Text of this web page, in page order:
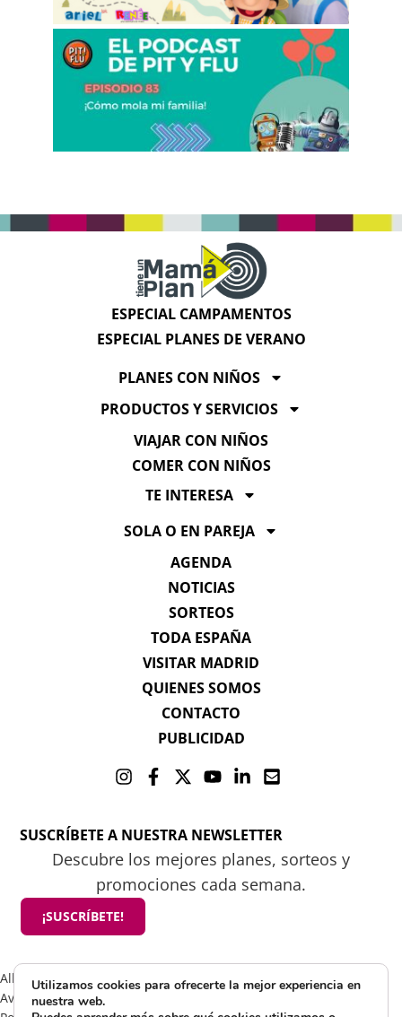
ESPECIAL CAMPAMENTOS
ESPECIAL PLANES DE VERANO
PLANES CON NIÑOS
PRODUCTOS Y SERVICIOS
VIAJAR CON NIÑOS
COMER CON NIÑOS
TE INTERESA
SOLA O EN PAREJA
AGENDA
NOTICIAS
SORTEOS
TODA ESPAÑA
VISITAR MADRID
QUIENES SOMOS
CONTACTO
PUBLICIDAD
SUSCRÍBETE A NUESTRA NEWSLETTER
Descubre los mejores planes, sorteos y
promociones cada semana.
¡SUSCRÍBETE!
All rights reserved 2025 ©Mamá tiene un plan
Aviso Legal
Utilizamos cookies para ofrecerte la mejor experiencia en
nuestra web.